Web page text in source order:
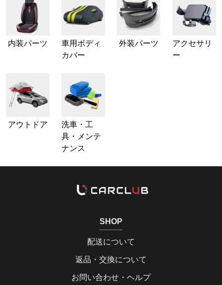
内装パーツ
車用ボディ
カバー
外装パーツ
アクセサリ
ー
アウトドア
洗車・工
具・メンテ
ナンス
SHOP
配送について
返品・交換について
お問い合わせ・ヘルプ